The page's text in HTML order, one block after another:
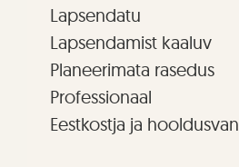
Lapsendatu
Lapsendamist kaaluv
Planeerimata rasedus
Professionaal
Eestkostja ja